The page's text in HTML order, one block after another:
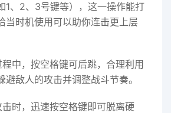
1、2、3号键等），这一操作能打
当时机使用可以助你连击更上层
中，按空格键可后跳，合理利用
避敌人的攻击并调整战斗节奏。
时，迅速按空格键即可脱离硬